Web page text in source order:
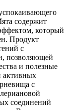
содержит
который
Продукт
с
позволяющей
и полезные
активных
с
соединений